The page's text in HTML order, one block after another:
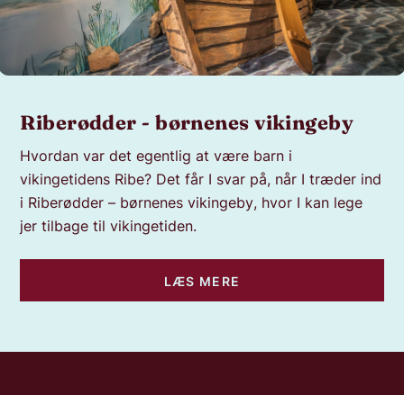
Riberødder - børnenes vikingeby
Hvordan var det egentlig at være barn i
vikingetidens Ribe? Det får I svar på, når I træder ind
i Riberødder – børnenes vikingeby, hvor I kan lege
jer tilbage til vikingetiden.
LÆS MERE